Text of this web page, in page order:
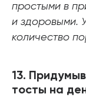
простыми в
и здоровыми.
количество
13.
тосты на